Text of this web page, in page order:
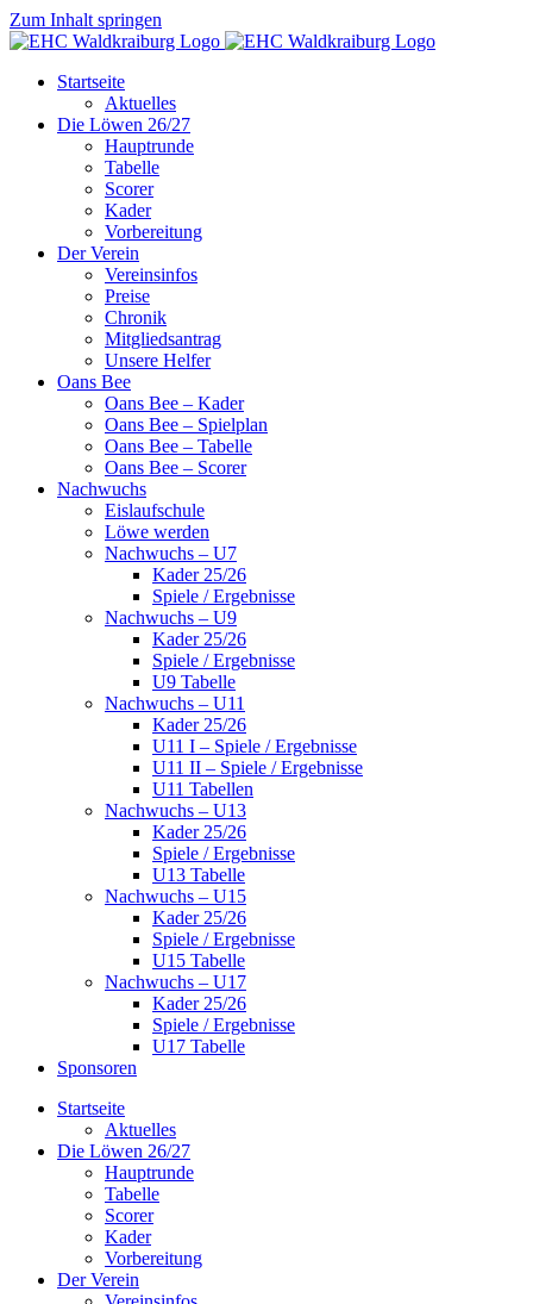
Zum Inhalt springen
Startseite
Aktuelles
Die Löwen 26/27
Hauptrunde
Tabelle
Scorer
Kader
Vorbereitung
Der Verein
Vereinsinfos
Preise
Chronik
Mitgliedsantrag
Unsere Helfer
Oans Bee
Oans Bee – Kader
Oans Bee – Spielplan
Oans Bee – Tabelle
Oans Bee – Scorer
Nachwuchs
Eislaufschule
Löwe werden
Nachwuchs – U7
Kader 25/26
Spiele / Ergebnisse
Nachwuchs – U9
Kader 25/26
Spiele / Ergebnisse
U9 Tabelle
Nachwuchs – U11
Kader 25/26
U11 I – Spiele / Ergebnisse
U11 II – Spiele / Ergebnisse
U11 Tabellen
Nachwuchs – U13
Kader 25/26
Spiele / Ergebnisse
U13 Tabelle
Nachwuchs – U15
Kader 25/26
Spiele / Ergebnisse
U15 Tabelle
Nachwuchs – U17
Kader 25/26
Spiele / Ergebnisse
U17 Tabelle
Sponsoren
Startseite
Aktuelles
Die Löwen 26/27
Hauptrunde
Tabelle
Scorer
Kader
Vorbereitung
Der Verein